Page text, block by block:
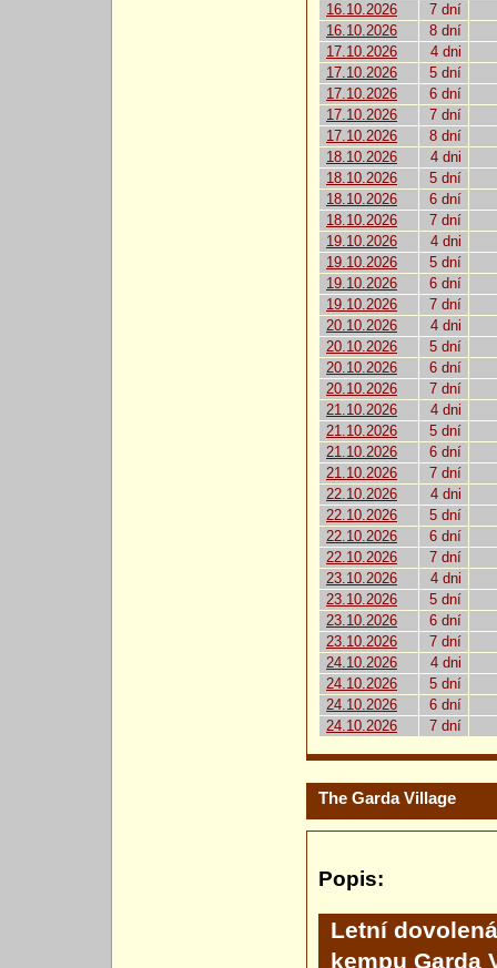
16.10.2026
7 dní
16.10.2026
8 dní
17.10.2026
4 dni
17.10.2026
5 dní
17.10.2026
6 dní
17.10.2026
7 dní
17.10.2026
8 dní
18.10.2026
4 dni
18.10.2026
5 dní
18.10.2026
6 dní
18.10.2026
7 dní
19.10.2026
4 dni
19.10.2026
5 dní
19.10.2026
6 dní
19.10.2026
7 dní
20.10.2026
4 dni
20.10.2026
5 dní
20.10.2026
6 dní
20.10.2026
7 dní
21.10.2026
4 dni
21.10.2026
5 dní
21.10.2026
6 dní
21.10.2026
7 dní
22.10.2026
4 dni
22.10.2026
5 dní
22.10.2026
6 dní
22.10.2026
7 dní
23.10.2026
4 dni
23.10.2026
5 dní
23.10.2026
6 dní
23.10.2026
7 dní
24.10.2026
4 dni
24.10.2026
5 dní
24.10.2026
6 dní
24.10.2026
7 dní
The Garda Village
Popis:
Letní
kempu Garda